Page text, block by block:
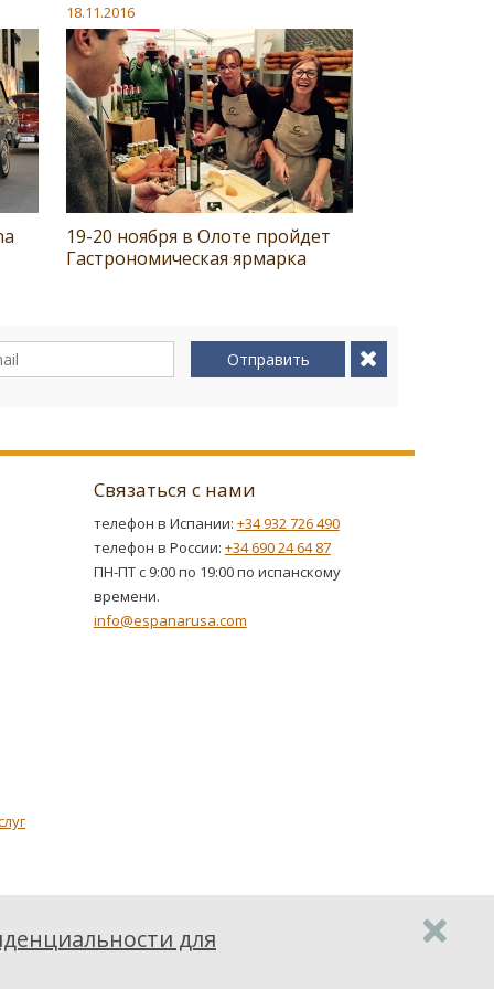
18.11.2016
19-20 ноября в Олоте пройдет
Гастрономическая ярмарка
Отправить
Связаться с нами
телефон в Испании: +34 932 726 490
телефон в России: +34 690 24 64 87
ПН-ПТ с 9:00 по 19:00 по испанскому
времени.
info@espanarusa.com
для